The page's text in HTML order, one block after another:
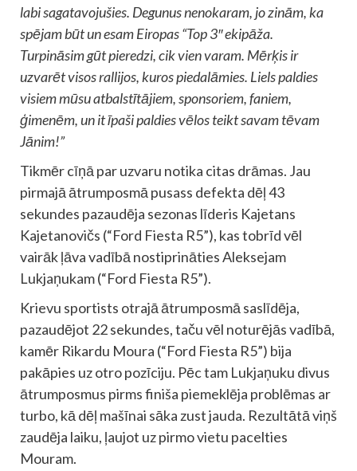
labi sagatavojušies. Degunus nenokaram, jo zinām, ka
spējam būt un esam Eiropas “Top 3″ ekipāža.
Turpināsim gūt pieredzi, cik vien varam. Mērķis ir
uzvarēt visos rallijos, kuros piedalāmies. Liels paldies
visiem mūsu atbalstītājiem, sponsoriem, faniem,
ģimenēm, un it īpaši paldies vēlos teikt savam tēvam
Jānim!”
Tikmēr cīņā par uzvaru notika citas drāmas. Jau
pirmajā ātrumposmā pusass defekta dēļ 43
sekundes pazaudēja sezonas līderis Kajetans
Kajetanovičs (“Ford Fiesta R5”), kas tobrīd vēl
vairāk ļāva vadībā nostiprināties Aleksejam
Lukjaņukam (“Ford Fiesta R5”).
Krievu sportists otrajā ātrumposmā saslīdēja,
pazaudējot 22 sekundes, taču vēl noturējās vadībā,
kamēr Rikardu Moura (“Ford Fiesta R5”) bija
pakāpies uz otro pozīciju. Pēc tam Lukjaņuku divus
ātrumposmus pirms finiša piemeklēja problēmas ar
turbo, kā dēļ mašīnai sāka zust jauda. Rezultātā viņš
zaudēja laiku, ļaujot uz pirmo vietu pacelties
Mouram.